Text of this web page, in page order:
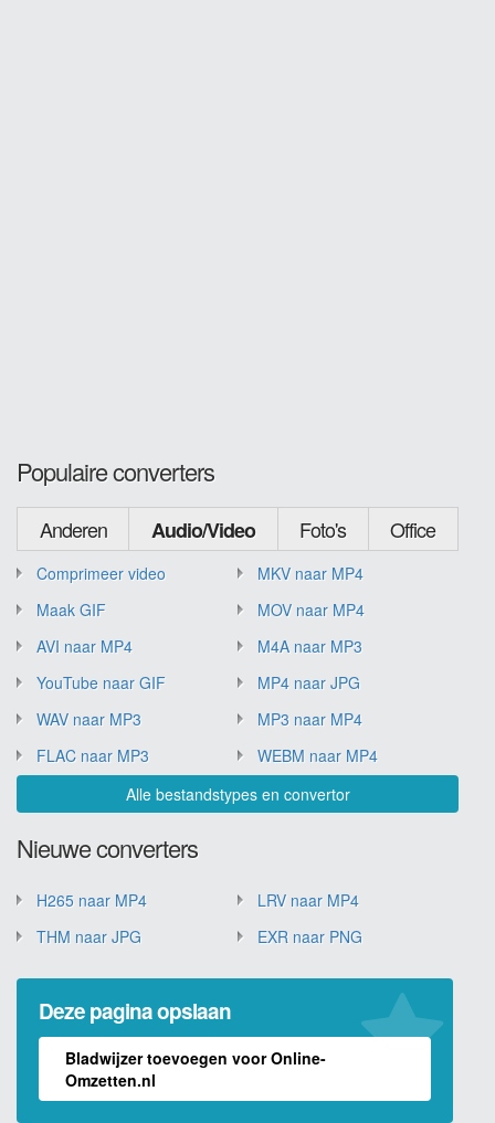
Populaire converters
Anderen Audio/Video Foto's Office
Comprimeer video
MKV naar MP4
Maak GIF
MOV naar MP4
AVI naar MP4
M4A naar MP3
YouTube naar GIF
MP4 naar JPG
WAV naar MP3
MP3 naar MP4
FLAC naar MP3
WEBM naar MP4
Alle bestandstypes en convertor
Nieuwe converters
H265 naar MP4
LRV naar MP4
THM naar JPG
EXR naar PNG
Deze pagina opslaan
Bladwijzer toevoegen voor Online-
Omzetten.nl